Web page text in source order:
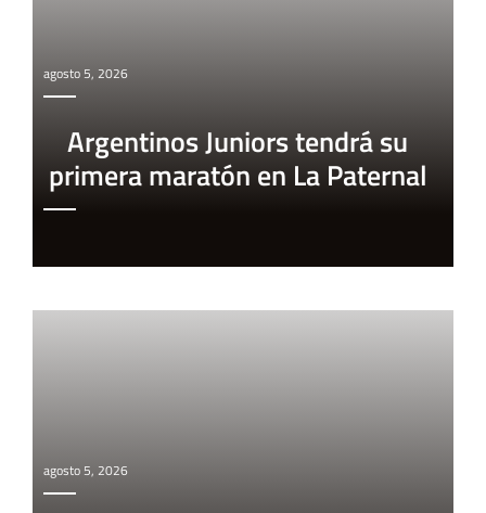
agosto 5, 2026
Argentinos Juniors tendrá su
primera maratón en La Paternal
agosto 5, 2026